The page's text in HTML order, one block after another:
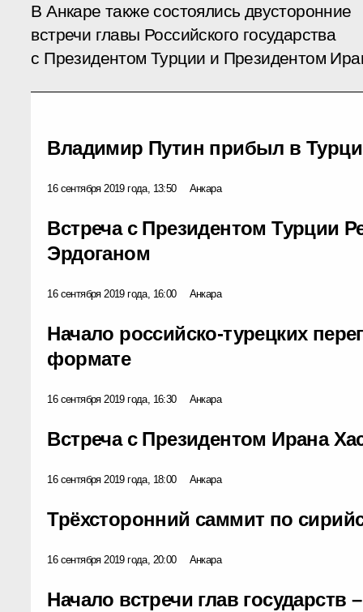
В Анкаре также состоялись двусторонние
встречи главы Российского государства
с Президентом Турции и Президентом
Владимир Путин прибыл в
16 сентября 2019 года, 13:50 Анкара
Встреча с Президентом Турции
Эрдоганом
16 сентября 2019 года, 16:00 Анкара
Начало российско-турецких
формате
16 сентября 2019 года, 16:30 Анкара
Встреча с Президентом Ирана
16 сентября 2019 года, 18:00 Анкара
Трёхсторонний саммит по
16 сентября 2019 года, 20:00 Анкара
Начало встречи глав государств